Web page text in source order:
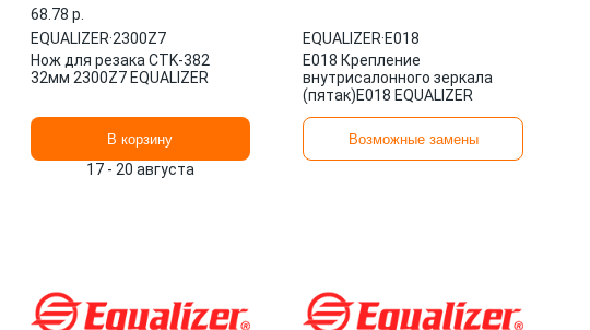
68.78 p.
EQUALIZER·2300Z7
Нож для резака CTK-382
32мм 2300Z7 EQUALIZER
В корзину
17 - 20 августа
EQUALIZER·Е018
Е018 Крепление
внутрисалонного зеркала
(пятак)E018 EQUALIZER
Возможные замены